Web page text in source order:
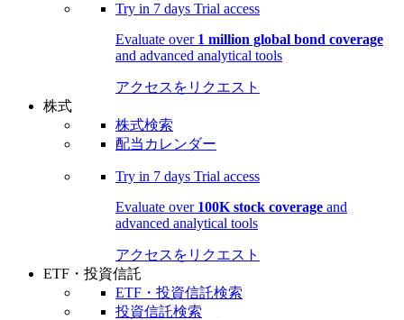
Try in 7 days Trial access
Evaluate over 1 million global bond coverage
and advanced analytical tools
アクセスをリクエスト
株式
株式検索
配当カレンダー
Try in 7 days Trial access
Evaluate over 100K stock coverage and
advanced analytical tools
アクセスをリクエスト
ETF・投資信託
ETF・投資信託検索
投資信託検索